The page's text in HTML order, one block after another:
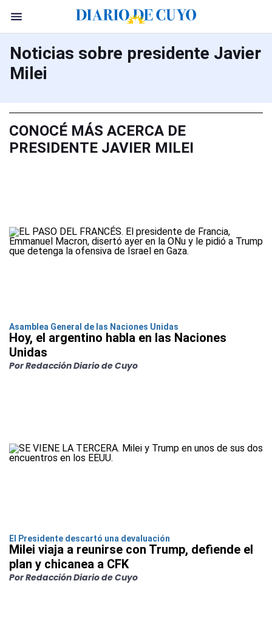
Noticias sobre presidente Javier
Milei
CONOCÉ MÁS ACERCA DE
PRESIDENTE JAVIER MILEI
Asamblea General de las Naciones Unidas
Hoy, el argentino habla en las Naciones
Unidas
Por Redacción Diario de Cuyo
El Presidente descartó una devaluación
Milei viaja a reunirse con Trump, defiende el
plan y chicanea a CFK
Por Redacción Diario de Cuyo